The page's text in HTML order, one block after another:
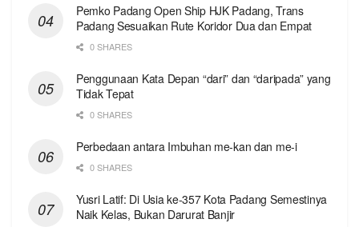
Pemko Padang Open Ship HJK Padang, Trans
Padang Sesuaikan Rute Koridor Dua dan Empat
0 SHARES
Penggunaan Kata Depan “dari” dan “daripada” yang
Tidak Tepat
0 SHARES
Perbedaan antara Imbuhan me-kan dan me-i
0 SHARES
Yusri Latif: Di Usia ke-357 Kota Padang Semestinya
Naik Kelas, Bukan Darurat Banjir